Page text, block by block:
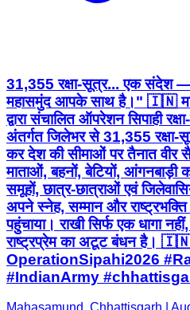
31,355 रक्षा-सूत्र... एक संदेश —
महासमुंद आपके साथ है।" 🇮🇳
द्वारा संचालित ऑपरेशन सिपाही
अंतर्गत जिलेभर से 31,355
कर देश की सीमाओं पर तैनात वीर
माताओं, बहनों, बेटियों, आंगनबाड़ी
समूहों, छात्र-छात्राओं एवं
अपने स्नेह, सम्मान और
पहुंचाया। राखी सिर्फ एक धागा
राष्ट्रप्रेम का अटूट बंधन है।
OperationSipahi2026
#IndianArmy